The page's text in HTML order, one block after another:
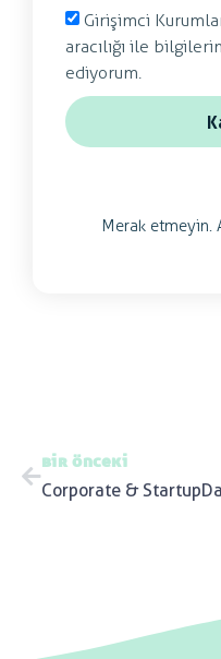
Girişimci
aracılığı ile
ediyorum.
Merak etmeyin.
bir önceki